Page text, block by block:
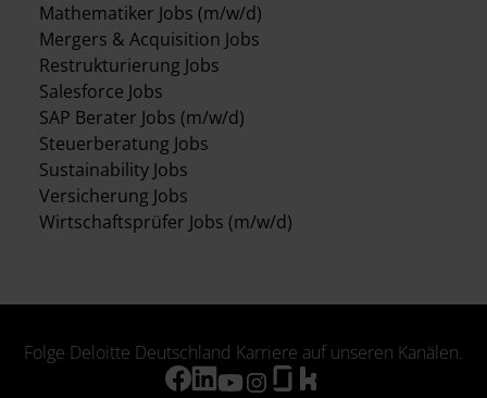
Mathematiker Jobs (m/w/d)
Mergers & Acquisition Jobs
Restrukturierung Jobs
Salesforce Jobs
SAP Berater Jobs (m/w/d)
Steuerberatung Jobs
Sustainability Jobs
Versicherung Jobs
Wirtschaftsprüfer Jobs (m/w/d)
Folge Deloitte Deutschland Karriere auf unseren Kanälen.